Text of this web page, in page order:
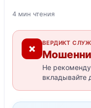
4 мин чтения
✗ ВЕРДИКТ
Не
вкладывайте